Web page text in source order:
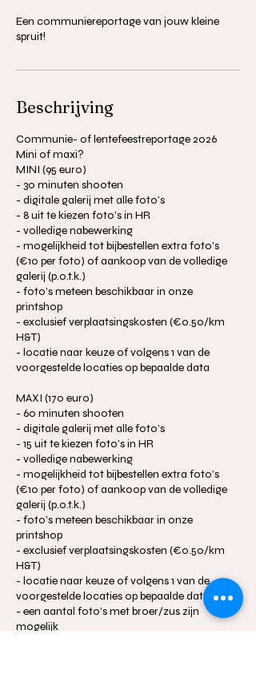
Een communiereportage van jouw kleine
spruit!
Beschrijving
Communie- of lentefeestreportage 2026
Mini of maxi?
MINI (95 euro)
- 30 minuten shooten
- digitale galerij met alle foto’s
- 8 uit te kiezen foto’s in HR
- volledige nabewerking
- mogelijkheid tot bijbestellen extra foto’s
(€10 per foto) of aankoop van de volledige
galerij (p.o.t.k.)
- foto’s meteen beschikbaar in onze
printshop
- exclusief verplaatsingskosten (€0.50/km
H&T)
- locatie naar keuze of volgens 1 van de
voorgestelde locaties op bepaalde data
MAXI (170 euro)
- 60 minuten shooten
- digitale galerij met alle foto’s
- 15 uit te kiezen foto’s in HR
- volledige nabewerking
- mogelijkheid tot bijbestellen extra foto’s
(€10 per foto) of aankoop van de volledige
galerij (p.o.t.k.)
- foto’s meteen beschikbaar in onze
printshop
- exclusief verplaatsingskosten (€0.50/km
H&T)
- locatie naar keuze of volgens 1 van de
voorgestelde locaties op bepaalde data
- een aantal foto’s met broer/zus zijn